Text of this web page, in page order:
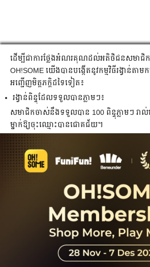
ដើម្បី​ជា​ការ​ថ្លែងអំណរគុណ​ដល់​អតិថិជនសមាជិ
OH!SOME យើងបានបង្កើត​នូវ​កម្មវិធី​រង្វាន់​តា
អញ្ជើញ​មិត្តភក្តិដទៃទៀត៖
រង្វាន់​ពិន្ទុ​ដែលទទួលបានភ្លាមៗ៖
សមាជិក​ចាស់​នឹង​ទទួល​បាន 100 ពិន្ទុ​ភ្លាមៗ រាល់​
ម្នាក់​ឱ្យ​ចុះឈ្មោះ​បាន​ជោគជ័យ។